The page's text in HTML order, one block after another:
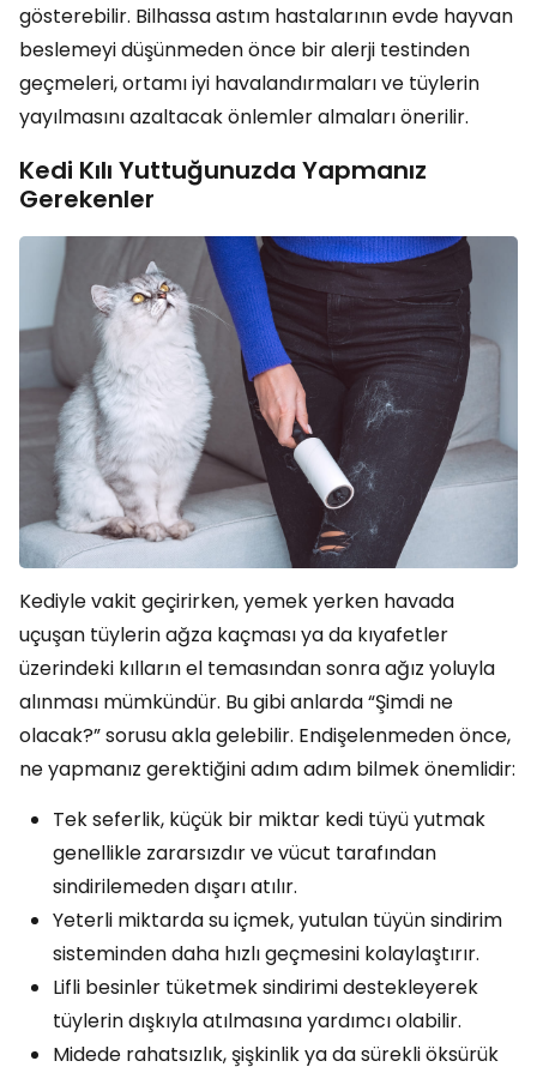
gösterebilir. Bilhassa astım hastalarının evde hayvan
beslemeyi düşünmeden önce bir alerji testinden
geçmeleri, ortamı iyi havalandırmaları ve tüylerin
yayılmasını azaltacak önlemler almaları önerilir.
Kedi Kılı Yuttuğunuzda Yapmanız
Gerekenler
Kediyle vakit geçirirken, yemek yerken havada
uçuşan tüylerin ağza kaçması ya da kıyafetler
üzerindeki kılların el temasından sonra ağız yoluyla
alınması mümkündür. Bu gibi anlarda “Şimdi ne
olacak?” sorusu akla gelebilir. Endişelenmeden önce,
ne yapmanız gerektiğini adım adım bilmek önemlidir:
Tek seferlik, küçük bir miktar kedi tüyü yutmak
genellikle zararsızdır ve vücut tarafından
sindirilemeden dışarı atılır.
Yeterli miktarda su içmek, yutulan tüyün sindirim
sisteminden daha hızlı geçmesini kolaylaştırır.
Lifli besinler tüketmek sindirimi destekleyerek
tüylerin dışkıyla atılmasına yardımcı olabilir.
Midede rahatsızlık, şişkinlik ya da sürekli öksürük